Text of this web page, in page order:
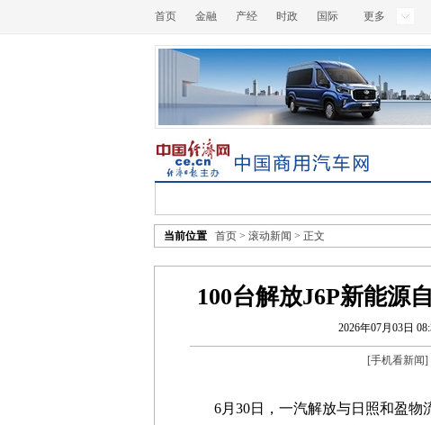
首页 金融 产经 时政 国际 更多
当前位置 首页 > 滚动新闻 > 正文
100台解放J6P新能源
2026年07月03日
[手机看新闻]
6月30日，一汽解放与日照和盈